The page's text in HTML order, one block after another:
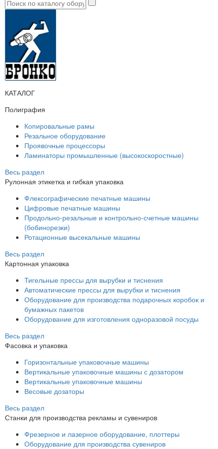
КАТАЛОГ
Полиграфия
Копировальные рамы
Резальное оборудование
Проявочные процессоры
Ламинаторы промышленные (высокоскоростные)
Весь раздел
Рулонная этикетка и гибкая упаковка
Флексографические печатные машины
Цифровые печатные машины
Продольно-резальные и контрольно-счетные машины
(бобинорезки)
Ротационные высекальные машины
Весь раздел
Картонная упаковка
Тигельные прессы для вырубки и тиснения
Автоматические прессы для вырубки и тиснения
Оборудование для производства подарочных коробок и
бумажных пакетов
Оборудование для изготовления одноразовой посуды
Весь раздел
Фасовка и упаковка
Горизонтальные упаковочные машины
Вертикальные упаковочные машины с дозатором
Вертикальные упаковочные машины
Весовые дозаторы
Весь раздел
Станки для производства рекламы и сувениров
Фрезерное и лазерное оборудование, плоттеры
Оборудование для производства сувениров